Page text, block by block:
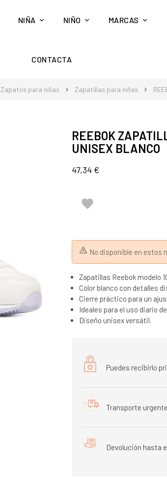
NIÑA NIÑO MARCAS
CONTACTA
Zapatos para niñas Zapatillas para niñas
REEBOK
UNISEX BLANCO
47,34 €

No disponible en estos
Zapatillas Reebok modelo
Color blanco con detalles
Cierre práctico para un
Ideales para el uso diario
Diseño unisex versátil.
Puedes recibirlo
Transporte
Devolución hasta